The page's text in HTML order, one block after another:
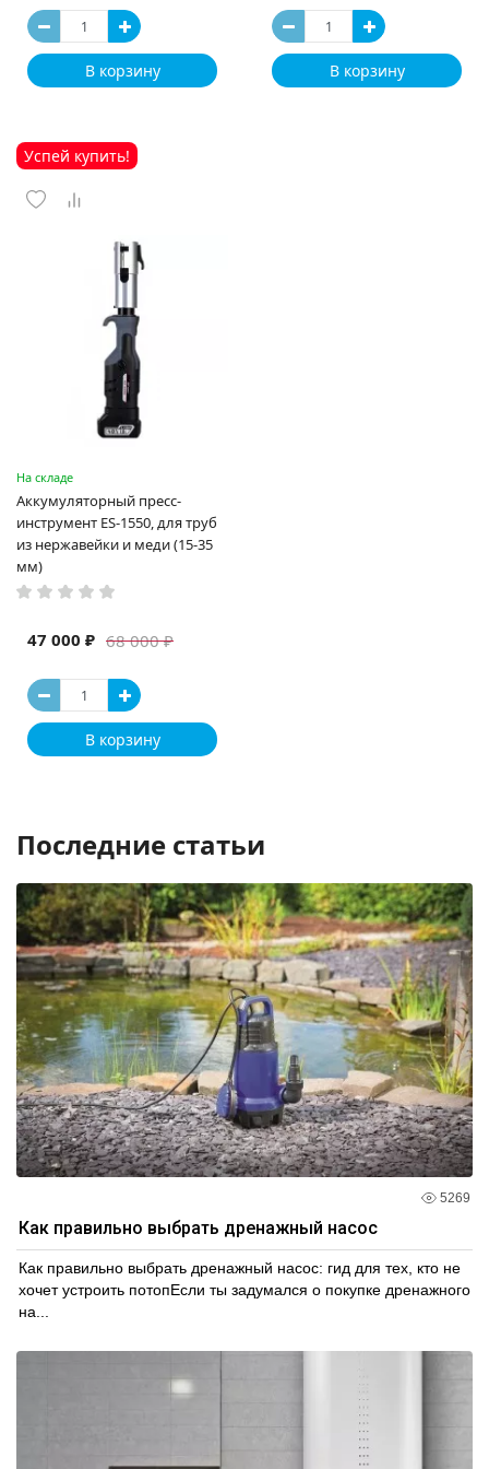
В корзину В корзину
Успей купить!
На складе
Аккумуляторный пресс-
инструмент ES-1550, для труб
из нержавейки и меди (15-35
мм)
68 000 ₽
47 000 ₽
В корзину
Последние статьи
5269
Как правильно выбрать дренажный насос
Как правильно выбрать дренажный насос: гид для тех, кто не
хочет устроить потопЕсли ты задумался о покупке дренажного
на...